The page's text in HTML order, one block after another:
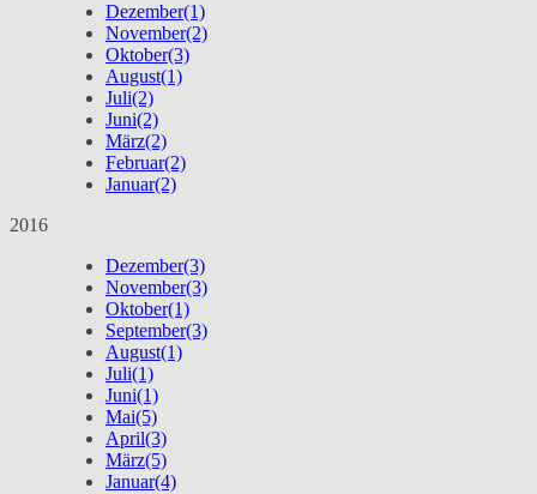
Dezember(1)
November(2)
Oktober(3)
August(1)
Juli(2)
Juni(2)
März(2)
Februar(2)
Januar(2)
2016
Dezember(3)
November(3)
Oktober(1)
September(3)
August(1)
Juli(1)
Juni(1)
Mai(5)
April(3)
März(5)
Januar(4)